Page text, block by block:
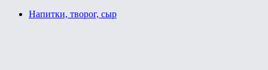
Напитки, творог, сыр